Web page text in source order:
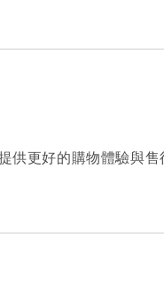
供更好的購物體驗與